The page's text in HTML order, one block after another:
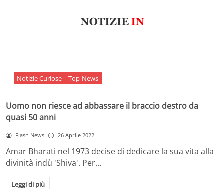
Notizie Curiose Top-News
Uomo non riesce ad abbassare il braccio destro da
quasi 50 anni
Flash News 26 Aprile 2022
Amar Bharati nel 1973 decise di dedicare la sua vita alla
divinità indù 'Shiva'. Per…
Leggi di più